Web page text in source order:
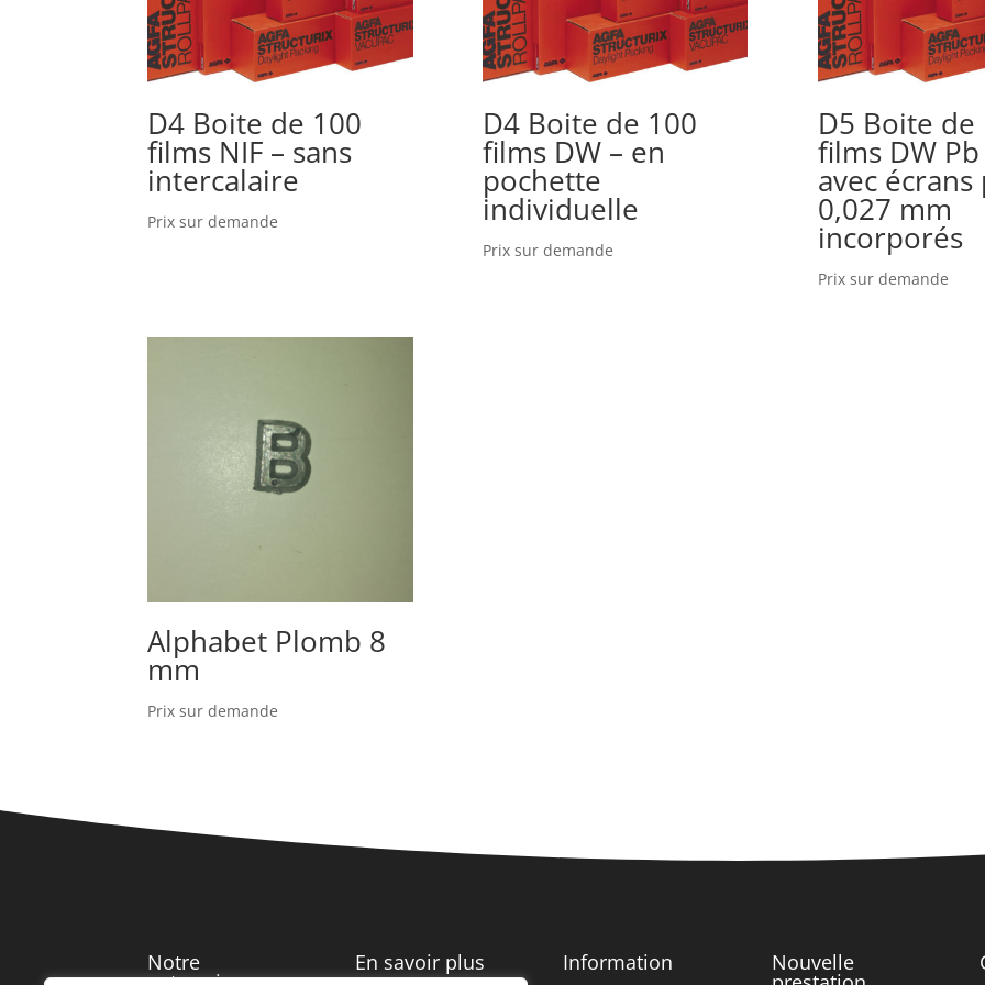
D4 Boite de 100
films NIF – sans
intercalaire
Prix sur demande
D4 Boite de 100
films DW – en
pochette
individuelle
Prix sur demande
D5 Boite de
films DW Pb
avec
0,027 mm
incorporés
Prix sur demande
Alphabet Plomb 8
mm
Prix sur demande
Notre En savoir plus Information Nouvelle